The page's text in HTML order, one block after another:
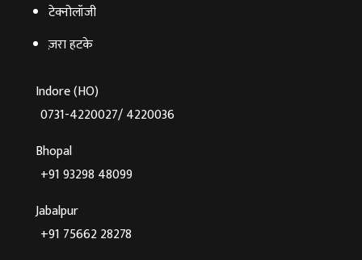
टेक्‍नोलॉजी
ज़रा हटके
Indore (HO)
0731-4220027/ 4220036
Bhopal
+91 93298 48099
Jabalpur
+91 75662 28278